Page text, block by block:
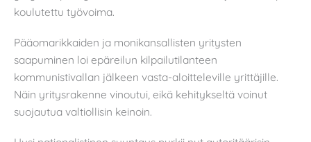
koulutettu työvoima.
Pääomarikkaiden ja monikansallisten yritysten
saapuminen loi epäreilun kilpailutilanteen
kommunistivallan jälkeen vasta-aloitteleville yrittäjille.
Näin yritysrakenne vinoutui, eikä kehitykseltä voinut
suojautua valtiollisin keinoin.